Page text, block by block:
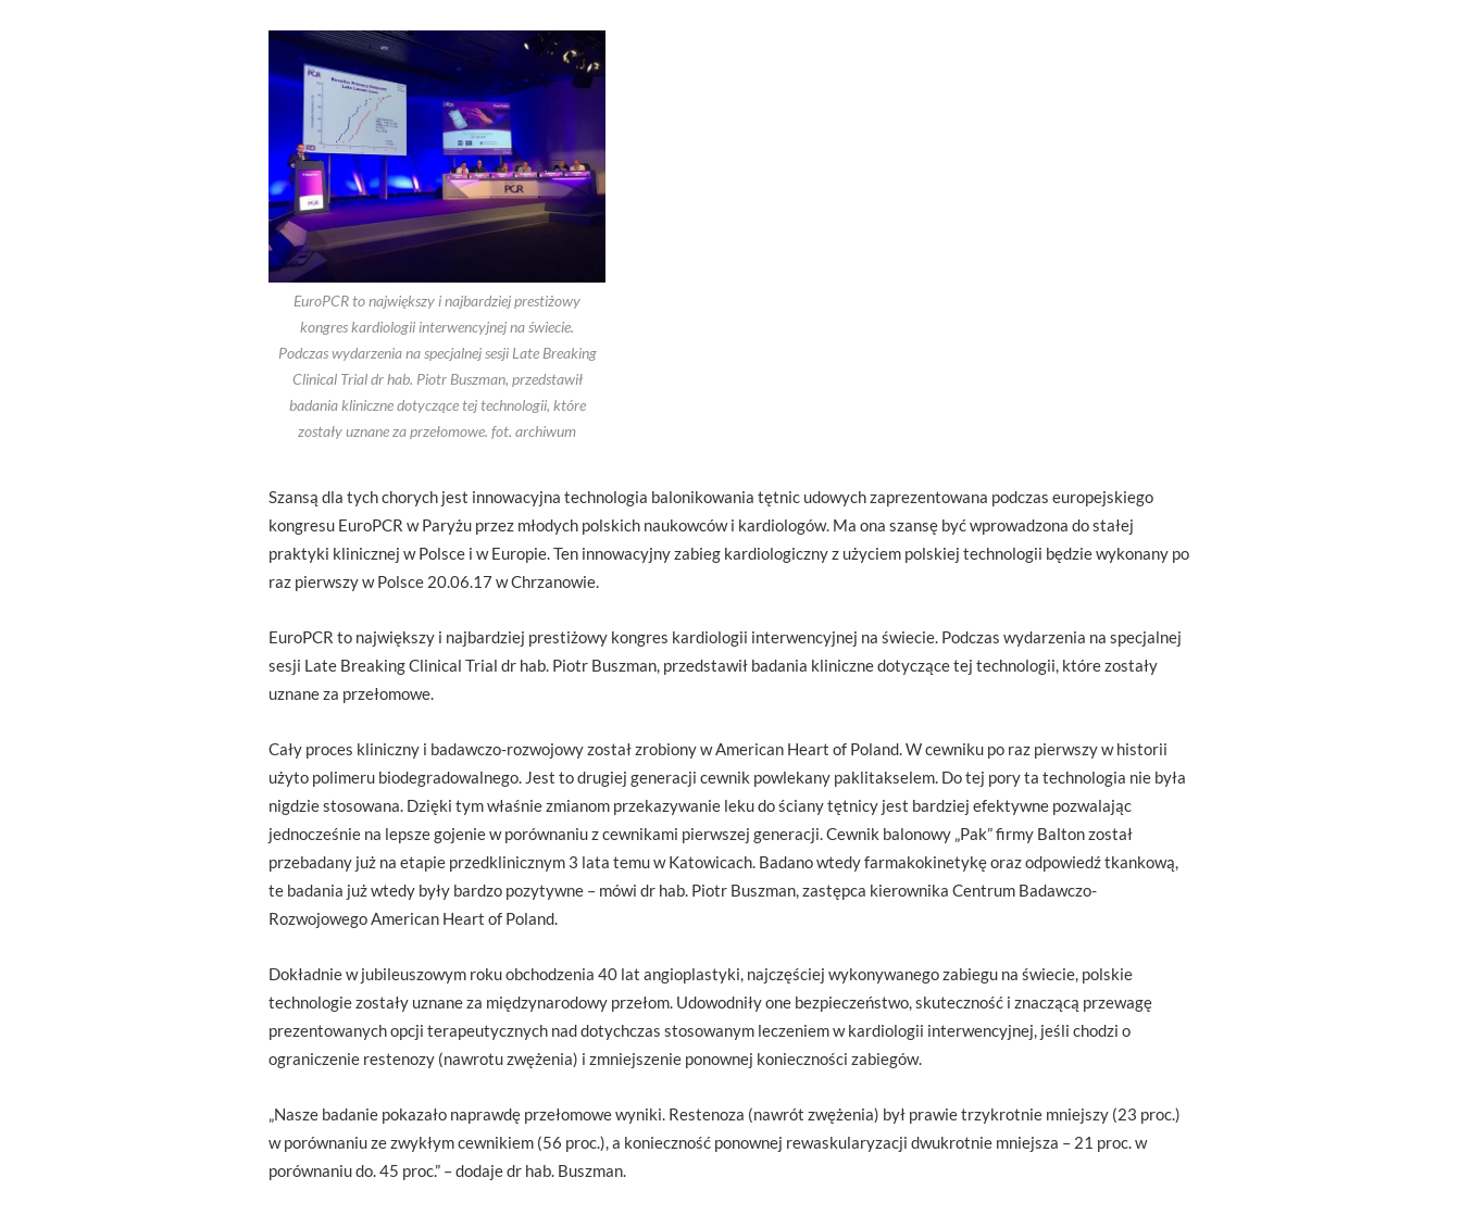
EuroPCR to największy i najbardziej prestiżowy
kongres kardiologii interwencyjnej na świecie.
Podczas wydarzenia na specjalnej sesji Late Breaking
Clinical Trial dr hab. Piotr Buszman, przedstawił
badania kliniczne dotyczące tej technologii, które
zostały uznane za przełomowe. fot. archiwum
Szansą dla tych chorych jest innowacyjna technologia balonikowania tętnic udowych zaprezentowana podczas europejskiego
kongresu EuroPCR w Paryżu przez młodych polskich naukowców i kardiologów. Ma ona szansę być wprowadzona do stałej
praktyki klinicznej w Polsce i w Europie. Ten innowacyjny zabieg kardiologiczny z użyciem polskiej technologii będzie wykonany po
raz pierwszy w Polsce 20.06.17 w Chrzanowie.
EuroPCR to największy i najbardziej prestiżowy kongres kardiologii interwencyjnej na świecie. Podczas wydarzenia na specjalnej
sesji Late Breaking Clinical Trial dr hab. Piotr Buszman, przedstawił badania kliniczne dotyczące tej technologii, które zostały
uznane za przełomowe.
Cały proces kliniczny i badawczo-rozwojowy został zrobiony w American Heart of Poland. W cewniku po raz pierwszy w historii
użyto polimeru biodegradowalnego. Jest to drugiej generacji cewnik powlekany paklitakselem. Do tej pory ta technologia nie była
nigdzie stosowana. Dzięki tym właśnie zmianom przekazywanie leku do ściany tętnicy jest bardziej efektywne pozwalając
jednocześnie na lepsze gojenie w porównaniu z cewnikami pierwszej generacji. Cewnik balonowy „Pak” firmy Balton został
przebadany już na etapie przedklinicznym 3 lata temu w Katowicach. Badano wtedy farmakokinetykę oraz odpowiedź tkankową,
te badania już wtedy były bardzo pozytywne – mówi dr hab. Piotr Buszman, zastępca kierownika Centrum Badawczo-
Rozwojowego American Heart of Poland.
Dokładnie w jubileuszowym roku obchodzenia 40 lat angioplastyki, najczęściej wykonywanego zabiegu na świecie, polskie
technologie zostały uznane za międzynarodowy przełom. Udowodniły one bezpieczeństwo, skuteczność i znaczącą przewagę
prezentowanych opcji terapeutycznych nad dotychczas stosowanym leczeniem w kardiologii interwencyjnej, jeśli chodzi o
ograniczenie restenozy (nawrotu zwężenia) i zmniejszenie ponownej konieczności zabiegów.
„Nasze badanie pokazało naprawdę przełomowe wyniki. Restenoza (nawrót zwężenia) był prawie trzykrotnie mniejszy (23 proc.)
w porównaniu ze zwykłym cewnikiem (56 proc.), a konieczność ponownej rewaskularyzacji dwukrotnie mniejsza – 21 proc. w
porównaniu do. 45 proc.” – dodaje dr hab. Buszman.